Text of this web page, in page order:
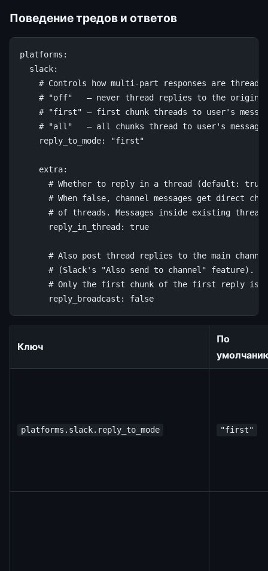
Поведение тредов и ответов
platforms :
slack:
# Controls how multi-part responses are threaded
# "off"   — never thread replies to the original
# "first" — first chunk threads to user's
# "all"   — all chunks thread to user's message
reply_to_mode: "first"
extra:
# Whether to reply in a thread (default:
# When false, channel messages get direct
# of threads. Messages inside existing
reply_in_thread: true
# Also post thread replies to the main channel
# (Slack's "Also send to channel" feature).
# Only the first chunk of the first reply is
reply_broadcast : false
Ключ
По
platforms.slack.reply_to_mode "first"